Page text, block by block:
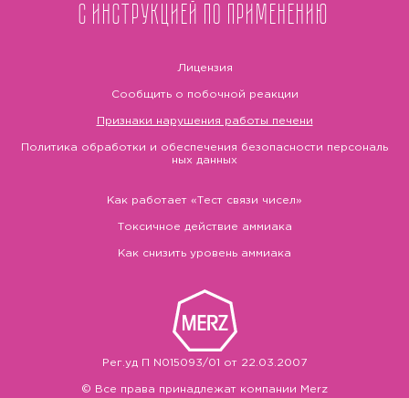
с инструкцией по применению
Рег.уд П N015093/01 от 22.03.2007
© Все права принадлежат компании Merz
Лицензия
Сообщить о побочной реакции
Признаки нарушения работы печени
Политика обработки и обеспечения безопасности персональ
ных данных
Как работает «Тест связи чисел»
Токсичное действие аммиака
Как снизить уровень аммиака